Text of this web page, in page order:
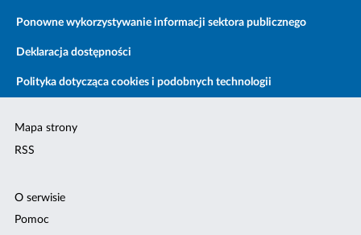
Ponowne wykorzystywanie informacji sektora publicznego
Deklaracja dostępności
Polityka dotycząca cookies i podobnych technologii
Mapa strony
RSS
O serwisie
Pomoc